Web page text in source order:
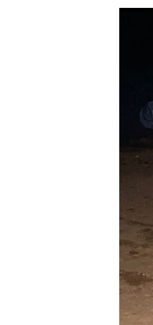
Viral Cap
Terhadap
Beritanya,
SMSI
Pasang
Badan
as.com,
Kades